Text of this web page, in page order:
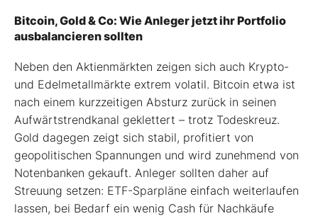
Bitcoin, Gold & Co: Wie Anleger jetzt ihr Portfolio
ausbalancieren sollten
Neben den Aktienmärkten zeigen sich auch Krypto-
und Edelmetallmärkte extrem volatil. Bitcoin etwa ist
nach einem kurzzeitigen Absturz zurück in seinen
Aufwärtstrendkanal geklettert – trotz Todeskreuz.
Gold dagegen zeigt sich stabil, profitiert von
geopolitischen Spannungen und wird zunehmend von
Notenbanken gekauft. Anleger sollten daher auf
Streuung setzen: ETF-Sparpläne einfach weiterlaufen
lassen, bei Bedarf ein wenig Cash für Nachkäufe